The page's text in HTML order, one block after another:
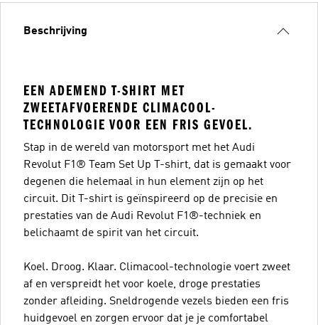
Beschrijving
EEN ADEMEND T-SHIRT MET
ZWEETAFVOERENDE CLIMACOOL-
TECHNOLOGIE VOOR EEN FRIS GEVOEL.
Stap in de wereld van motorsport met het Audi
Revolut F1® Team Set Up T-shirt, dat is gemaakt voor
degenen die helemaal in hun element zijn op het
circuit. Dit T-shirt is geïnspireerd op de precisie en
prestaties van de Audi Revolut F1®-techniek en
belichaamt de spirit van het circuit.
Koel. Droog. Klaar. Climacool-technologie voert zweet
af en verspreidt het voor koele, droge prestaties
zonder afleiding. Sneldrogende vezels bieden een fris
huidgevoel en zorgen ervoor dat je je comfortabel